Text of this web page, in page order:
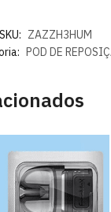
SKU: ZAZZH3HUM
POD DE